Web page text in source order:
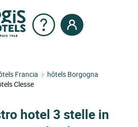
Francia
hôtels Borgogna
Clesse
hotel 3 stelle in